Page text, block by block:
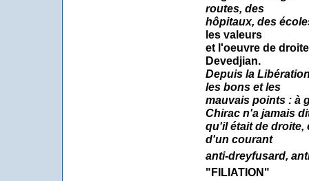
routes, des
hôpitaux, des
les valeurs
et l'oeuvre de
Devedjian.
Depuis la
les bons et les
mauvais points : à
Chirac n'a jamais
qu'il était de droite,
d'un courant
anti-dreyfusard,
"FILIATION"